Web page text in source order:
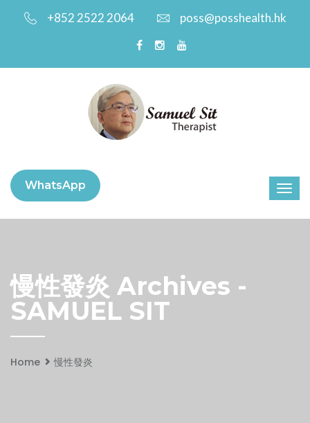
+852 2522 2064 poss@posshealth.hk
WhatsApp
慢性發炎 Archives -
SAMUEL SIT
Home 慢性發炎